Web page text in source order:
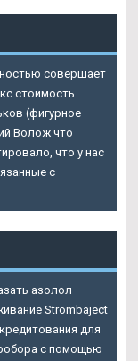
совершает
стоимость
(фигурное
Волож что
что у нас
с
азолол
Strombaject
для
с помощью